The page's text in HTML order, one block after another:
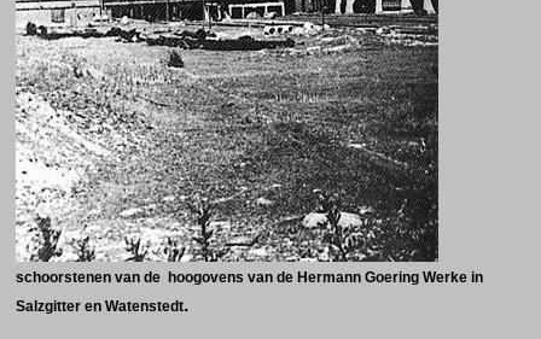
schoorstenen van de hoogovens van de Hermann Goering Werke in
Salzgitter en Watenstedt.